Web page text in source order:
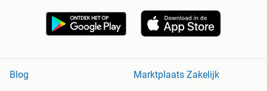
Blog
Marktplaats Zakelijk